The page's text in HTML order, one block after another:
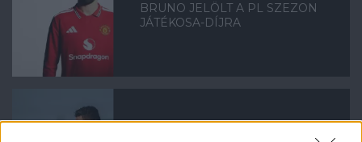
BRUNO JELÖLT A PL SZEZON
JÁTÉKOSA-DÍJRA